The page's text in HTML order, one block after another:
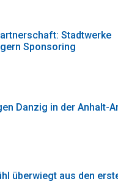
Stadtwerke
Sponsoring
Danzig in der Anhalt-
überwiegt aus den